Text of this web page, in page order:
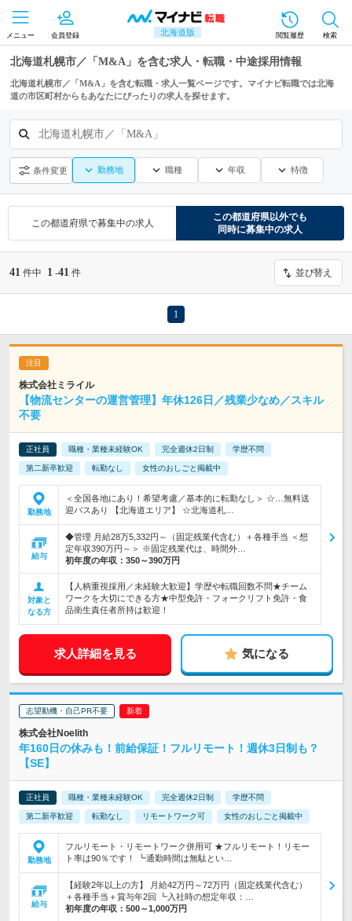
北海道版
メニュー 会員登録 閲覧履歴 検索
北海道札幌市／「M&A」を含む求人・転職・中途採用情報
北海道札幌市／「M&A」を含む転職・求人一覧ページです。マイナビ転職では北海
道の市区町村からもあなたにぴったりの求人を探せます。
北海道札幌市／「M&A」
条件変更 勤務地 職種 年収 特徴
この都道府県で募集中の求人
この都道府県以外でも
同時に募集中の求人
41 件中 1 -41 件 並び替え
1
株式会社ミライル
【物流センターの運営管理】年休126日／残業少なめ／スキル
不要
正社員 職種・業種未経験OK 完全週休2日制 学歴不問
第二新卒歓迎 転勤なし 女性のおしごと掲載中
勤務地
＜全国各地にあり！希望考慮／基本的に転勤なし＞ ☆…無料送
迎バスあり 【北海道エリア】 ☆北海道札…
給与
◆管理 月給28万5,332円～（固定残業代含む）＋各種手当 ＜想
定年収390万円～＞ ※固定残業代は、時間外…
初年度の年収： 350～390万円
対象と
なる方
【人柄重視採用／未経験大歓迎】学歴や転職回数不問★チーム
ワークを大切にできる方★中型免許・フォークリフト免許・食
品衛生責任者所持は歓迎！
求人詳細を見る 気になる
志望動機・自己PR不要
株式会社Noelith
年160日の休みも！前給保証！フルリモート！週休3日制も？
【SE】
正社員 職種・業種未経験OK 完全週休2日制 学歴不問
第二新卒歓迎 転勤なし リモートワーク可 女性のおしごと掲載中
勤務地
フルリモート・リモートワーク併用可 ★フルリモート！リモー
ト率は90％です！ ┗通勤時間は無駄とい…
給与
【経験2年以上の方】 月給42万円～72万円（固定残業代含む）
＋各種手当＋賞与年2回 ┗入社時の想定年収：…
初年度の年収： 500～1,000万円